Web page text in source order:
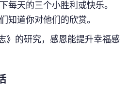
每天的三个小胜利或快乐。
知道你对他们的欣赏。
》的研究，感恩能提升幸福感